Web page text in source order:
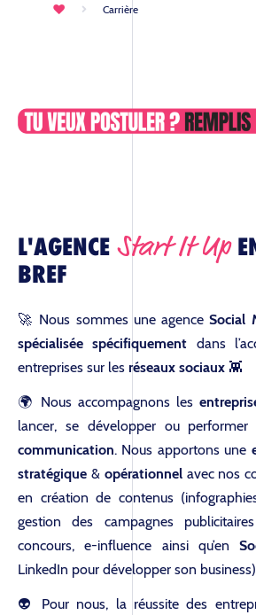
Carrière
L'AGENCE Start It Up
BREF
🚀 Nous sommes une agenceSocial
spécialisée spécifiquement dans
entreprises sur les réseaux sociaux 👾
🌍 Nous accompagnons les
lancer, se développer ou
communication. Nous apportons une
stratégique & opérationnelavec nos
en création de contenus
gestion des campagnes
concours, e-influence ainsi qu’en
LinkedIn pour développer son
👽 Pour nous, la réussite des